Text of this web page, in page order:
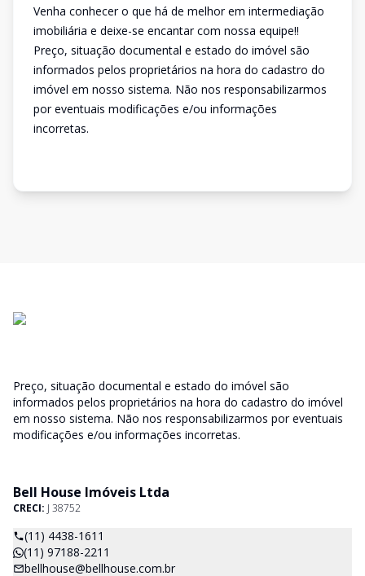
Venha conhecer o que há de melhor em intermediação
imobiliária e deixe-se encantar com nossa equipe!!
Preço, situação documental e estado do imóvel são
informados pelos proprietários na hora do cadastro do
imóvel em nosso sistema. Não nos responsabilizarmos
por eventuais modificações e/ou informações
incorretas.
Preço, situação documental e estado do imóvel são
informados pelos proprietários na hora do cadastro do imóvel
em nosso sistema. Não nos responsabilizarmos por eventuais
modificações e/ou informações incorretas.
Bell House Imóveis Ltda
CRECI: J 38752
(11) 4438-1611
(11) 97188-2211
bellhouse@bellhouse.com.br